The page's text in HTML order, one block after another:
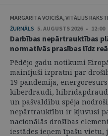
MARGARITA VOICIŠA, VITĀLIJS
ŽURNĀLS 5. AUGUSTS 2026 • 12:00
Darbības nepārtrauktības
normatīvās prasības līdz
Pēdējo gadu notikumi
mainījuši izpratni par
19 pandēmija,
kiberdraudi,
un pašvaldību spēja
nepārtrauktību ir kļuvusi
nacionālās drošības
iestādes ieņem īpašu vietu,